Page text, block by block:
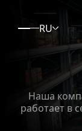
RU
Наша
работает в